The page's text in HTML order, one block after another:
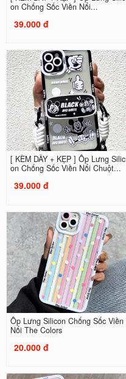
on Chống Sốc Viền Nổi...
39.000 đ
[ KÈM DÂY + KẸP ] Ốp Lưng Silic
on Chống Sốc Viền Nổi Chuột...
39.000 đ
Ốp Lưng Silicon Chống Sốc Viền
Nổi The Colors
20.000 đ